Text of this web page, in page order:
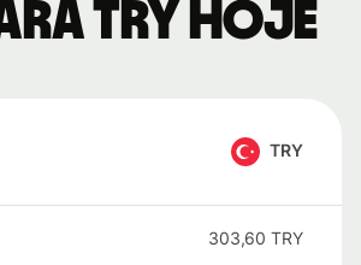
TRY hoje
TRY
303,60 TRY